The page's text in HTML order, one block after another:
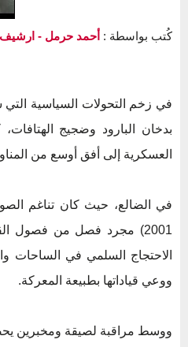
كُتب بواسطة : أحمد حرمل - ارشيف
بدخان البارود وضجيج
العسكرية إلى أفق أوسع من
2001) مجرد فصل من فصول
الاحتجاج السلمي في الساحات
ووعي قياداتها بطبيعة المعركة.
ووسط مراقبة لصيقة ومخبرين